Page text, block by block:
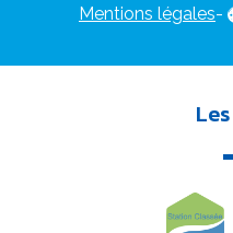
Mentions légales-